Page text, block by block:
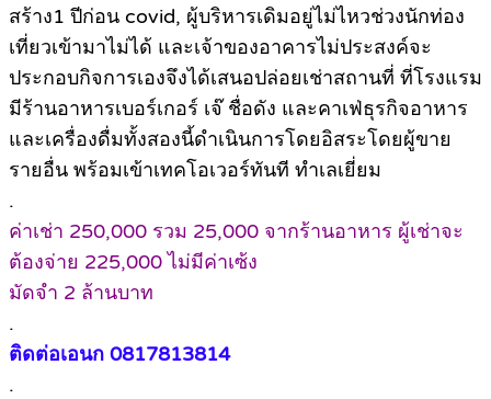
สร้าง1 ปีก่อน covid, ผู้บริหารเดิมอยู่ไม่ไหวช่วงนักท่อง
เที่ยวเข้ามาไม่ได้ และเจ้าของอาคารไม่ประสงค์จะ
ประกอบกิจการเองจึงได้เสนอปล่อยเช่าสถานที่ ที่โรงแรม
มีร้านอาหารเบอร์เกอร์ เจ๊ ชื่อดัง และคาเฟ่ธุรกิจอาหาร
และเครื่องดื่มทั้งสองนี้ดำเนินการโดยอิสระโดยผู้ขาย
รายอื่น พร้อมเข้าเทคโอเวอร์ทันที ทำเลเยี่ยม
.
ค่าเช่า 250,000 รวม 25,000 จากร้านอาหาร ผู้เช่าจะ
ต้องจ่าย 225,000 ไม่มีค่าเซ้ง
มัดจำ 2 ล้านบาท
.
ติดต่อเอนก 0817813814
.